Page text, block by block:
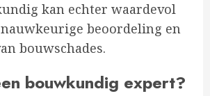
kan echter waardevol
beoordeling en
bouwschades.
bouwkundig expert?